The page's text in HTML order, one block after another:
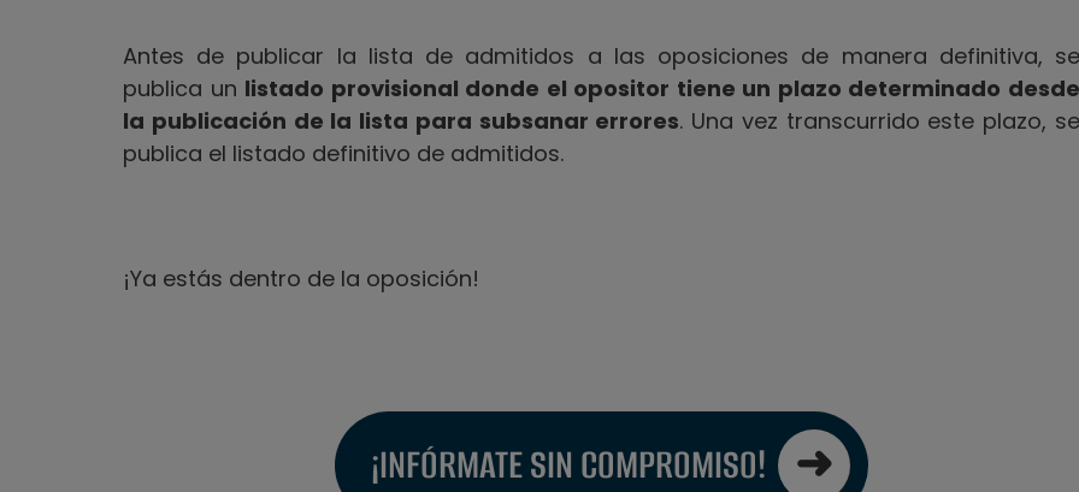
Antes de publicar la lista de admitidos a las oposiciones de manera definitiva, se
publica un listado provisional donde el opositor tiene un plazo determinado desde
la publicación de la lista para subsanar errores. Una vez transcurrido este plazo, se
publica el listado definitivo de admitidos.
¡Ya estás dentro de la oposición!
¡INFÓRMATE SIN COMPROMISO!